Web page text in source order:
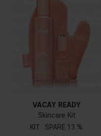
VACAY READY
Skincare Kit
KIT
13 %